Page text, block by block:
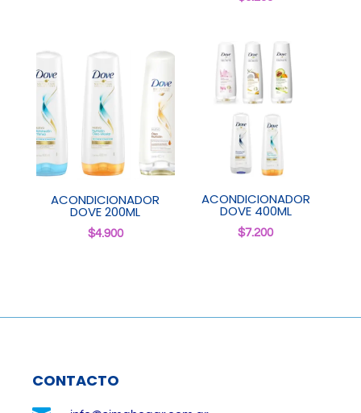
ACONDICIONADOR
DOVE 200ML
$4.900
ACONDICIONADOR
DOVE 400ML
$7.200
CONTACTO